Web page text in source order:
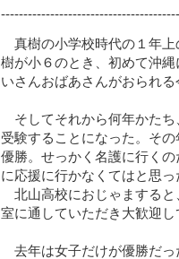
真樹の小学校時代の１年上
樹が小６のとき、初めて沖
いさんおばあさんがおられ
そしてそれから何年かたち
受験することになった。そ
優勝。せっかく名護に行く
に応援に行かなくてはと思っ
北山高校におじゃますると
室に通していただき大歓迎し
去年は女子だけが優勝だっ